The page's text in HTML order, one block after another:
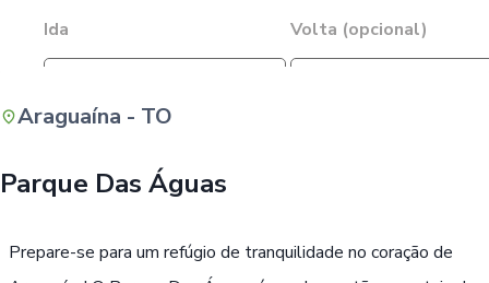
Ida Volta (opcional)
Araguaína - TO
Parque Das Águas
Prepare-se para um refúgio de tranquilidade no coração de